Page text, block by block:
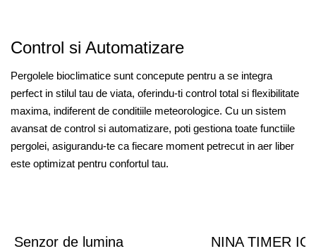
Control si Automatizare
Pergolele bioclimatice sunt concepute pentru a se integra
perfect in stilul tau de viata, oferindu-ti control total si flexibilitate
maxima, indiferent de conditiile meteorologice. Cu un sistem
avansat de control si automatizare, poti gestiona toate functiile
pergolei, asigurandu-te ca fiecare moment petrecut in aer liber
este optimizat pentru confortul tau.
Senzor de lumina NINA TIMER IO